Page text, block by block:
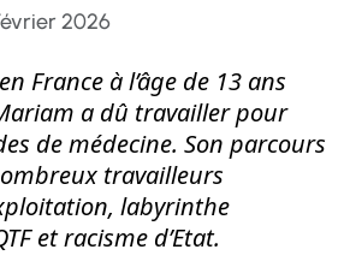
2026
France à l’âge de 13 ans
a dû travailler pour
de médecine. Son parcours
travailleurs
labyrinthe
et racisme d’Etat.